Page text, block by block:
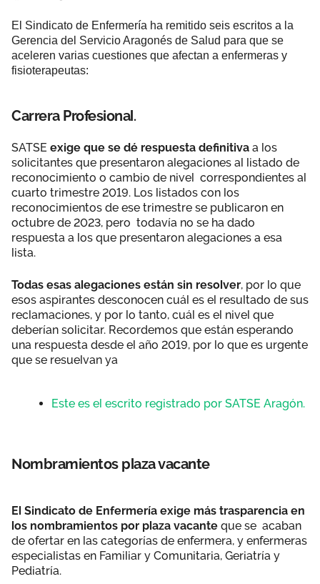
El Sindicato de Enfermería ha remitido seis escritos a la
Gerencia del Servicio Aragonés de Salud para que se
aceleren varias cuestiones que afectan a enfermeras y
fisioterapeutas:
Carrera Profesional.
SATSE exige que se dé respuesta definitiva a los
solicitantes que presentaron alegaciones al listado de
reconocimiento o cambio de nivel correspondientes al
cuarto trimestre 2019. Los listados con los
reconocimientos de ese trimestre se publicaron en
octubre de 2023, pero todavía no se ha dado
respuesta a los que presentaron alegaciones a esa
lista.
Todas esas alegaciones están sin resolver, por lo que
esos aspirantes desconocen cuál es el resultado de sus
reclamaciones, y por lo tanto, cuál es el nivel que
deberían solicitar. Recordemos que están esperando
una respuesta desde el año 2019, por lo que es urgente
que se resuelvan ya
Este es el escrito registrado por SATSE Aragón.
Nombramientos plaza vacante
El Sindicato de Enfermería exige más trasparencia en
los nombramientos por plaza vacante que se acaban
de ofertar en las categorías de enfermera, y enfermeras
especialistas en Familiar y Comunitaria, Geriatría y
Pediatría.